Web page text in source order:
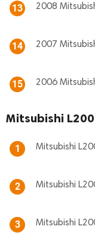
13 2008
14 2007
15 2006
Mitsubishi
1 Mitsubishi
2 Mitsubishi
3 Mitsubishi